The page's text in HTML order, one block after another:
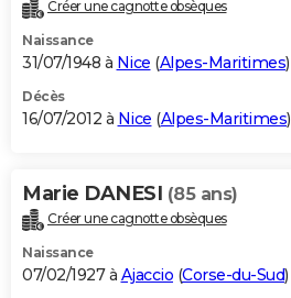
Créer une cagnotte obsèques
Naissance
31/07/1948 à Nice (Alpes-Maritimes)
Décès
16/07/2012 à Nice (Alpes-Maritimes)
Marie DANESI (85 ans)
Créer une cagnotte obsèques
Naissance
07/02/1927 à Ajaccio (Corse-du-Sud)